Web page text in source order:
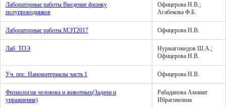
Лабораторные работы Введение физику
полупроводников
Офицерова Н.В.;
Агабекова Ф.Б.
Лабораторные работы МЭТ2017 Офицерова Н.В.
Лаб_ТОЭ
Нурмагомедов Ш.А.;
Офицерова Н.В.
Уч. пос. Наноматериалы часть 1 Офицерова Н.В.
Физиология человека и животных(Задачи и
упражнения)
Рабаданова Аминат
Ибрагимовна